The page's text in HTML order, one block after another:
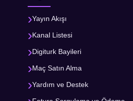
Yayın Akışı
Kanal Listesi
Digiturk Bayileri
Maç Satın Alma
Yardım ve Destek